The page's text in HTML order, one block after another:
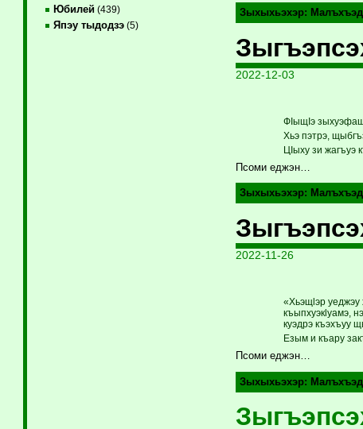
Юбилей(439)
Япэу тыдодзэ(5)
Зыхыхьэхэр:
2022-12-03
ФIыщIэ
Хьэ пэтрэ,
ЦIыху зи жагъуэ
Псоми еджэн…
Зыхыхьэхэр:
2022-11-26
«Хьэщlэр
къыпхуэкlуамэ,
куэдрэ къэхъуу
Езым и къару
Псоми еджэн…
Зыхыхьэхэр: